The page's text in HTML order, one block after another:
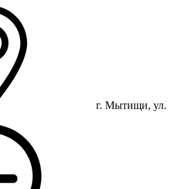
г. Мытищи, ул.